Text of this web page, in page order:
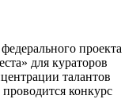
проекта
для кураторов
талантов
конкурс